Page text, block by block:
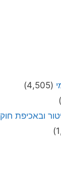
(4,505)
ובאכיפת חוק